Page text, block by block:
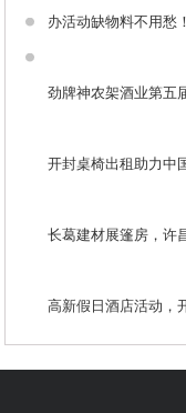
办活动缺物料不用愁
开封桌椅出租助力中
长葛建材展篷房，许
高新假日酒店活动，